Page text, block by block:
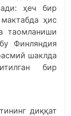
ҳеч бир
ҳис
таомланиши
Финляндия
шаклда
бир
диққат